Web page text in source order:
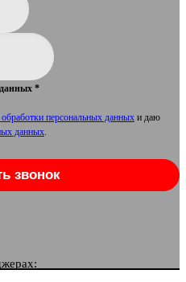
*
персональных данных и даю
данных.
звонок